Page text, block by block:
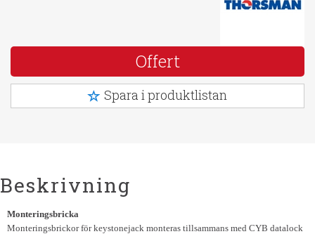
Offert
Spara i produktlistan
Beskrivning
Monteringsbricka
Monteringsbrickor för keystonejack monteras tillsammans med CYB datalock